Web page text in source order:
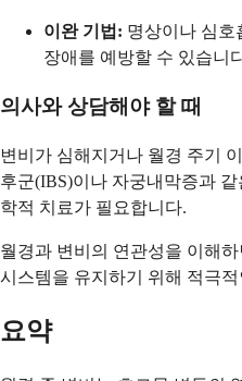
이완 기법: 명상이나 심호
장애를 예방할 수 있습니
의사와 상담해야 할 때
변비가 심해지거나 월경 주기
후군(IBS)이나 자궁내막증과
학적 치료가 필요합니다.
월경과 변비의 연관성을 이해
시스템을 유지하기 위해 적극
요약